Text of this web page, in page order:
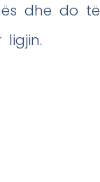
dhe do të